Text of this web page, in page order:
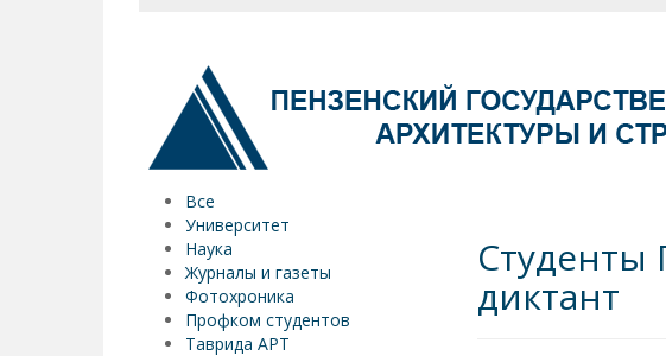
Все
Университет
Наука
Журналы и газеты
Фотохроника
Профком студентов
Таврида АРТ
Студенты
диктант